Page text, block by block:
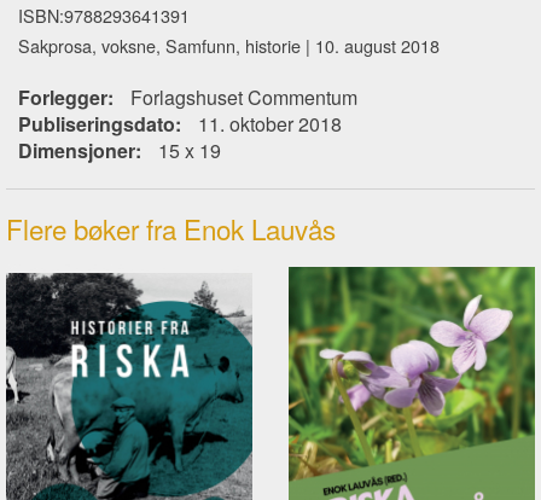
ISBN:9788293641391
Sakprosa, voksne, Samfunn, historie | 10. august 2018
Forlegger:
Forlagshuset Commentum
Publiseringsdato:
11. oktober 2018
Dimensjoner:
15 x 19
Flere bøker fra Enok Lauvås